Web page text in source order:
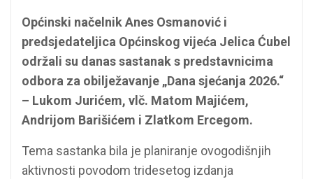
Općinski načelnik Anes Osmanović i
predsjedateljica Općinskog vijeća Jelica Ćubel
održali su danas sastanak s predstavnicima
odbora za obilježavanje „Dana sjećanja 2026.“
– Lukom Jurićem, vlč. Matom Majićem,
Andrijom Barišićem i Zlatkom Ercegom.
Tema sastanka bila je planiranje ovogodišnjih
aktivnosti povodom tridesetog izdanja